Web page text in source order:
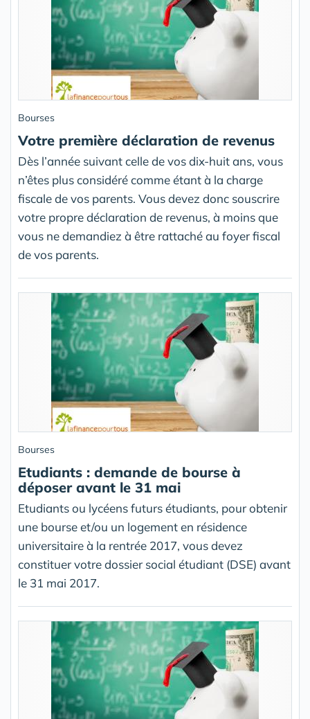
Bourses
Votre première déclaration de revenus
Dès l’année suivant celle de vos dix-huit ans, vous
n’êtes plus considéré comme étant à la charge
fiscale de vos parents. Vous devez donc souscrire
votre propre déclaration de revenus, à moins que
vous ne demandiez à être rattaché au foyer fiscal
de vos parents.
Bourses
Etudiants : demande de bourse à
déposer avant le 31 mai
Etudiants ou lycéens futurs étudiants, pour obtenir
une bourse et/ou un logement en résidence
universitaire à la rentrée 2017, vous devez
constituer votre dossier social étudiant (DSE) avant
le 31 mai 2017.